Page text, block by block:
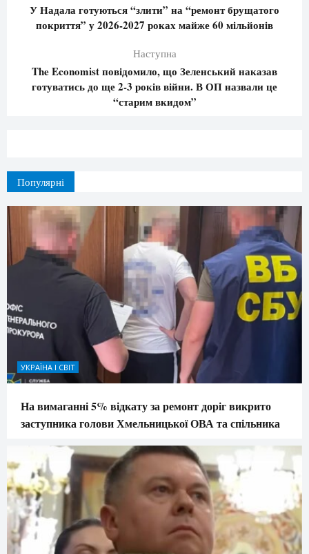
У Надала готуються “злити” на “ремонт брущатого
покриття” у 2026-2027 роках майже 60 мільйонів
Наступна
The Economist повідомило, що Зеленський наказав
готуватись до ще 2-3 років війни. В ОП назвали це
“старим вкидом”
Популярні
УКРАЇНА І СВІТ
На вимаганні 5% відкату за ремонт доріг викрито
заступника голови Хмельницької ОВА та спільника